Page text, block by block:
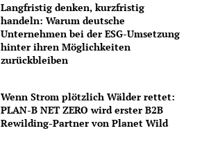
Langfristig denken, kurzfristig
handeln: Warum deutsche
Unternehmen bei der ESG-Umsetzung
hinter ihren Möglichkeiten
zurückbleiben
Wenn Strom plötzlich Wälder rettet:
PLAN-B NET ZERO wird erster B2B
Rewilding-Partner von Planet Wild